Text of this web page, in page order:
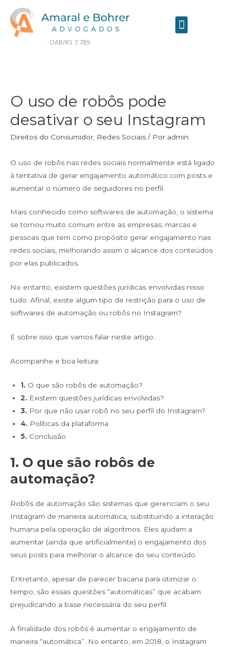
OAB/RS 7.789
O uso de robôs pode
desativar o seu Instagram
Direitos do Consumidor, Redes Sociais / Por admin
O uso de robôs nas redes sociais normalmente está ligado
à tentativa de gerar engajamento automático com posts e
aumentar o número de seguidores no perfil.
Mais conhecido como softwares de automação, o sistema
se tornou muito comum entre as empresas, marcas e
pessoas que tem como propósito gerar engajamento nas
redes sociais, melhorando assim o alcance dos conteúdos
por elas publicados.
No entanto, existem questões jurídicas envolvidas nisso
tudo. Afinal, existe algum tipo de restrição para o uso de
softwares de automação ou robôs no Instagram?
É sobre isso que vamos falar neste artigo.
Acompanhe e boa leitura:
1. O que são robôs de automação?
2. Existem questões jurídicas envolvidas?
3. Por que não usar robô no seu perfil do Instagram?
4. Políticas da plataforma
5. Conclusão
1. O que são robôs de
automação?
Robôs de automação são sistemas que gerenciam o seu
Instagram de maneira automática, substituindo a interação
humana pela operação de algoritmos. Eles ajudam a
aumentar (ainda que artificialmente) o engajamento dos
seus posts para melhorar o alcance do seu conteúdo.
Entretanto, apesar de parecer bacana para otimizar o
tempo, são essas questões “automáticas” que acabam
prejudicando a base necessária do seu perfil.
A finalidade dos robôs é aumentar o engajamento de
maneira “automática”. No entanto, em 2018, o Instagram